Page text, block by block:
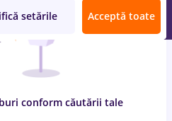
conform căutării tale
setările Acceptă toate